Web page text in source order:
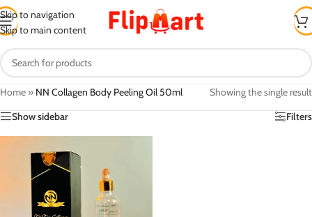
Skip to navigation
Skip to main content
Home » NN Collagen Body Peeling Oil 50ml
Showing the single result
Show sidebar
Filters